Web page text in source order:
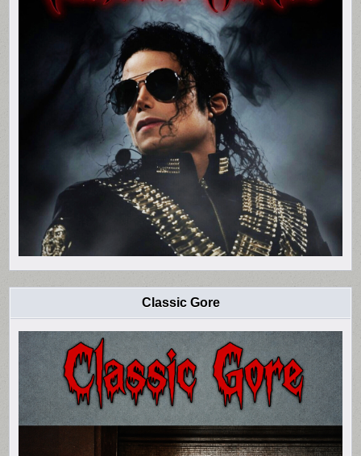
Classic Gore